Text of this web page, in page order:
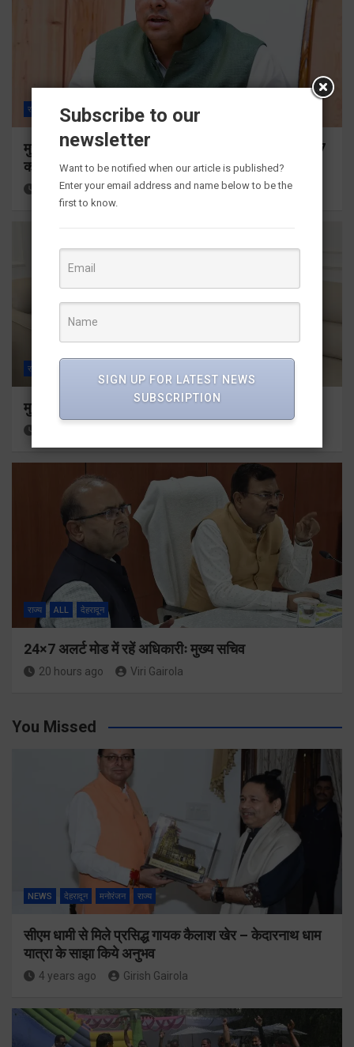
राज्य ALL देहरादून
मुख्यमंत्री ने प्रदान की विभिन्न विकास योजनाओं के लिए 1967
करोड़ की वित्तीय स्वीकृति
18 hours ago Viri Gairola
राज्य
मुख्यमंत्री से महानिदेशक एनसीसी ने की शिष्टाचार भेंट
राज्य ALL देहरादून
24×7 अलर्ट मोड में रहें अधिकारीः मुख्य सचिव
20 hours ago Viri Gairola
You Missed
NEWS देहरादून मनोरंजन राज्य
सीएम धामी से मिले प्रसिद्ध गायक कैलाश खेर – केदारनाथ धाम
यात्रा के साझा किये अनुभव
4 years ago Girish Gairola
Subscribe to our
newsletter
Want to be notified when our article is published?
Enter your email address and name below to be the
first to know.
SIGN UP FOR LATEST NEWS
SUBSCRIPTION